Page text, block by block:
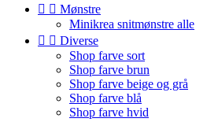
  Mønstre
Minikrea snitmønstre alle
  Diverse
Shop farve sort
Shop farve brun
Shop farve beige og grå
Shop farve blå
Shop farve hvid